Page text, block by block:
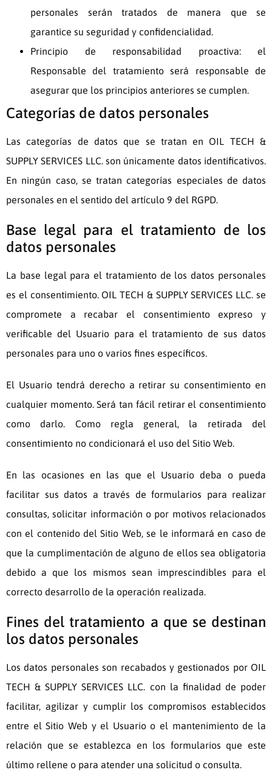
personales serán tratados de manera que se
garantice su seguridad y confidencialidad.
Principio de responsabilidad proactiva: el
Responsable del tratamiento será responsable de
asegurar que los principios anteriores se cumplen.
Categorías de datos personales
Las categorías de datos que se tratan en OIL TECH &
SUPPLY SERVICES LLC.son únicamente datos identificativos.
En ningún caso, se tratan categorías especiales de datos
personales en el sentido del artículo 9 del RGPD.
Base legal para el tratamiento de los
datos personales
La base legal para el tratamiento de los datos personales
es el consentimiento. OIL TECH & SUPPLY SERVICES LLC. se
compromete a recabar el consentimiento expreso y
verificable del Usuario para el tratamiento de sus datos
personales para uno o varios fines específicos.
El Usuario tendrá derecho a retirar su consentimiento en
cualquier momento. Será tan fácil retirar el consentimiento
como darlo. Como regla general, la retirada del
consentimiento no condicionará el uso del Sitio Web.
En las ocasiones en las que el Usuario deba o pueda
facilitar sus datos a través de formularios para realizar
consultas, solicitar información o por motivos relacionados
con el contenido del Sitio Web, se le informará en caso de
que la cumplimentación de alguno de ellos sea obligatoria
debido a que los mismos sean imprescindibles para el
correcto desarrollo de la operación realizada.
Fines del tratamiento a que se destinan
los datos personales
Los datos personales son recabados y gestionados por OIL
TECH & SUPPLY SERVICES LLC. con la finalidad de poder
facilitar, agilizar y cumplir los compromisos establecidos
entre el Sitio Web y el Usuario o el mantenimiento de la
relación que se establezca en los formularios que este
último rellene o para atender una solicitud o consulta.